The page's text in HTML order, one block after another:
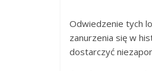
Odwiedzenie tych
zanurzenia się w
dostarczyć